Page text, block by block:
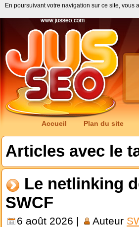
Accueil Plan du site
Articles avec le
Le netlinking
SWCF
6 août 2026 | Auteur
En poursuivant votre navigation sur ce site, vous